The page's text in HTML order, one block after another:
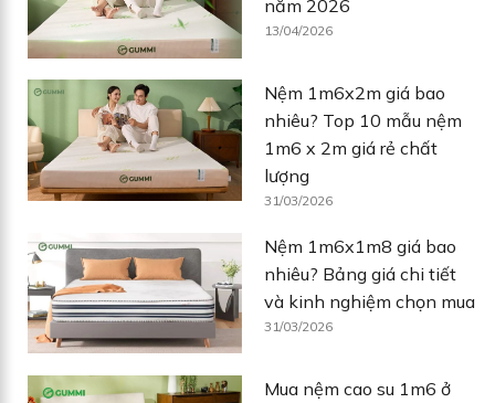
năm 2026
13/04/2026
Nệm 1m6x2m giá bao
nhiêu? Top 10 mẫu nệm
1m6 x 2m giá rẻ chất
lượng
31/03/2026
Nệm 1m6x1m8 giá bao
nhiêu? Bảng giá chi tiết
và kinh nghiệm chọn mua
31/03/2026
Mua nệm cao su 1m6 ở